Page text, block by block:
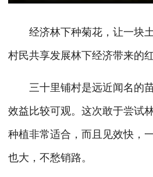
经济林下种菊花，让一块土
村民共享发展林下经济带来的红
三十里铺村是远近闻名的苗
效益比较可观。这次敢于尝试
种植非常适合，而且见效快，
也大，不愁销路。